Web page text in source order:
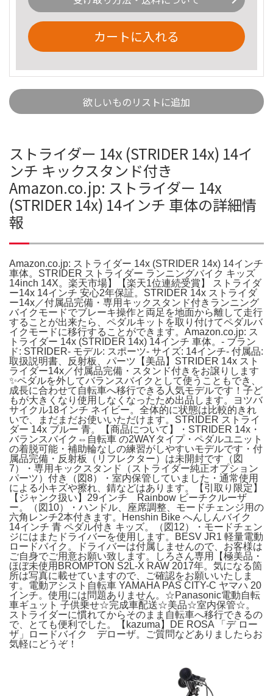
カートに入れる
欲しいものリストに追加
ストライダー 14x (STRIDER 14x) 14イ
ンチ キックスタンド付き
Amazon.co.jp: ストライダー 14x
(STRIDER 14x) 14インチ 車体の詳細情
報
Amazon.co.jp: ストライダー 14x (STRIDER 14x) 14インチ
車体。STRIDER ストライダー ランニングバイク キッズ
14inch 14X。楽天市場】【楽天1位連続受賞】 ストライダ
ー14x 14インチ 安心2年保証。STRIDER 14x ストライダ
ー14x／付属品完備・専用キックスタンド付きランニング
バイクモードでブレーキ操作と両足を地面から離して走行
することが出来たら、ペダルキットを取り付けてペダルバ
イクモードに移行することができます。Amazon.co.jp: ス
トライダー 14x (STRIDER 14x) 14インチ 車体。- ブラン
ド: STRIDER- モデル: スポーツ- サイズ: 14インチ- 付属品:
取扱説明書、反射板、パーツ【美品】STRIDER 14x スト
ライダー14x／付属品完備・スタンド付きをお譲りします
✨ペダルを外してバランスバイクとして使うこともでき、
成長に合わせて自転車へ移行できる人気モデルです！子ど
もが大きくなり使用しなくなったため出品します。ヨツバ
サイクル18インチ ネイビー。全体的に状態は比較的きれ
いで、まだまだお使いいただけます。STRIDER ストライ
ダー 14x ブルー 青。【商品について】・STRIDER 14x・
バランスバイク⇔自転車 の2WAYタイプ・ペダルユニット
の着脱可能・補助輪なしの練習がしやすいモデルです・付
属品完備・反射板（リフレクター）は未開封です（図
7）・専用キックスタンド（ストライダー純正オプション
パーツ）付き（図8）・室内保管していました・通常使用
による小キズや擦れ、錆などはあります。【引取り限定】
【ジャンク扱い】29インチ Rainbow ビーチクルーザ
ー。（図10）・ハンドル、座席調整、モードチェンジ用の
六角レンチ2本付きます。Henshin Bike へんしんバイク
14インチ 青 ペダル付き キッズ。（図12）・モードチェン
ジにはまたドライバーを使用します。BESV JR1 軽量電動
ロードバイク。ドライバーは付属しませんので、お客様は
ご自身でご用意お願い致します。しろさん専用【極美品・
ほぼ未使用BROMPTON S2L-X RAW 2017年。気になる箇
所は写真に載せていますので、ご確認をお願いいたしま
す。電動アシスト自転車 YAMAHA PAS CITY-C ヤマハ 20
インチ。使用には問題ありません。☆Panasonic電動自転
車ギュット 子供乗せ☆完成車配送☆美品☆室内保管☆。
ストライダーに慣れてからそのまま自転車へ移行できるの
で、とても便利でした。【kazuma】DE ROSA 「デ ロー
ザ」ロードバイク デローザ。ご質問などありましたらお
気軽にどうぞ！